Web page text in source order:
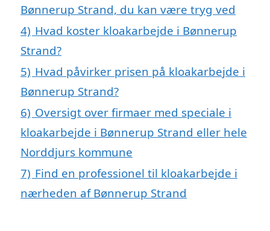
Bønnerup Strand, du kan være tryg ved
4) Hvad koster kloakarbejde i Bønnerup
Strand?
5) Hvad påvirker prisen på kloakarbejde i
Bønnerup Strand?
6) Oversigt over firmaer med speciale i
kloakarbejde i Bønnerup Strand eller hele
Norddjurs kommune
7) Find en professionel til kloakarbejde i
nærheden af Bønnerup Strand